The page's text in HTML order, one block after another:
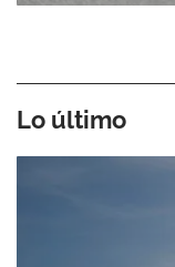
Lo último